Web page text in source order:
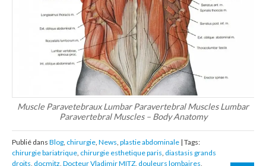
Muscle Paravetebraux Lumbar Paravertebral Muscles Lumbar
Paravertebral Muscles – Body Anatomy
Publié dans Blog, chirurgie, News, plastie abdominale | Tags:
chirurgie bariatrique, chirurgie esthetique paris, diastasis grands
droits, docmitz, Docteur Vladimir MITZ, douleurs lombaires,